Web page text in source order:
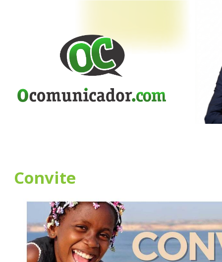
Convite